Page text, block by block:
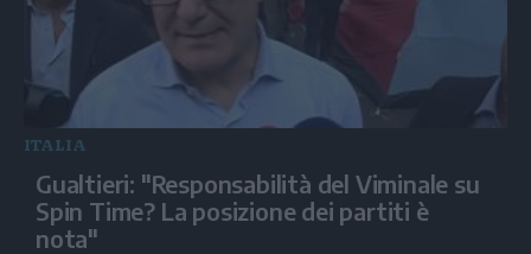
ITALIA
Gualtieri: "Responsabilità del Viminale su
Spin Time? La posizione dei partiti è
nota"